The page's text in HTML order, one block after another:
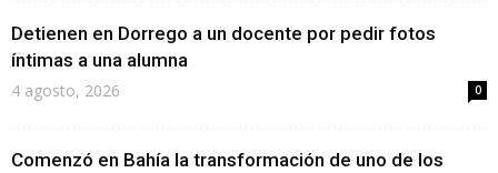
Detienen en Dorrego a un docente por pedir fotos
íntimas a una alumna
4 agosto, 2026 0
Comenzó en Bahía la transformación de uno de los